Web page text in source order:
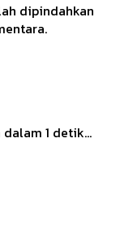
dipindahkan
dalam 1 detik...